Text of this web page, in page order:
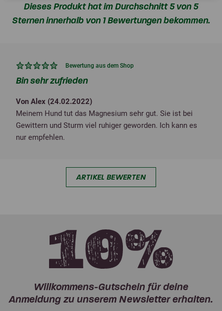
Dieses Produkt hat im Durchschnitt 5 von 5
Sternen innerhalb von 1 Bewertungen bekommen.
Bewertung aus dem Shop
Bin sehr zufrieden
Von Alex (24.02.2022)
Meinem Hund tut das Magnesium sehr gut. Sie ist bei
Gewittern und Sturm viel ruhiger geworden. Ich kann es
nur empfehlen.
ARTIKEL BEWERTEN
Willkommens-Gutschein für deine
Anmeldung zu unserem Newsletter erhalten.